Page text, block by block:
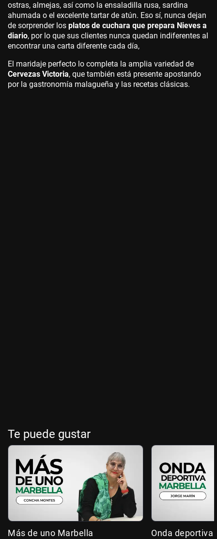
ostras, almejas, así como la ensaladilla rusa, sardina
ahumada o el excelente tartar de atún. Eso sí, nunca dejan
de sorprender los platos de cuchara que prepara Nieves a
diario, por lo que sus clientes nunca quedan indiferentes al
encontrar una carta diferente cada día,
El maridaje perfecto lo completa la amplia variedad de
Cervezas Victoria, que también está presente apostando
por la gastronomía malagueña y las recetas clásicas.
Te puede gustar
Más de uno Marbella Onda deportiva